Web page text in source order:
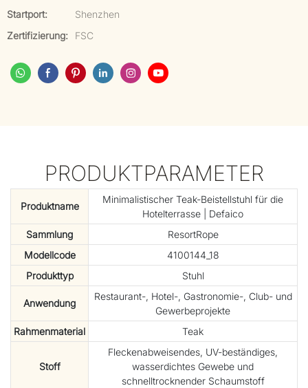
Startport:
Shenzhen
Zertifizierung:
FSC
PRODUKTPARAMETER
Produktname
Minimalistischer Teak-Beistellstuhl für die
Hotelterrasse | Defaico
Sammlung
ResortRope
Modellcode
4100144_18
Produkttyp
Stuhl
Anwendung
Restaurant-, Hotel-, Gastronomie-, Club- und
Gewerbeprojekte
Rahmenmaterial
Teak
Stoff
Fleckenabweisendes, UV-beständiges,
wasserdichtes Gewebe und
schnelltrocknender Schaumstoff